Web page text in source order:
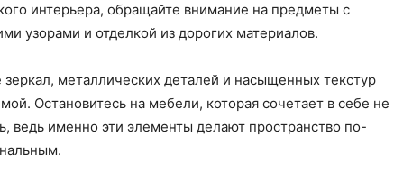
интерьера, обращайте внимание на предметы с
узорами и отделкой из дорогих материалов.
металлических деталей и насыщенных текстур
Остановитесь на мебели, которая сочетает в себе не
ведь именно эти элементы делают пространство по-